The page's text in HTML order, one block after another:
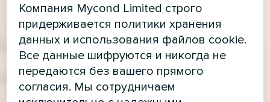
Компания Mycond Limited строго
придерживается политики хранения
данных и использования файлов cookie.
Все данные шифруются и никогда не
передаются без вашего прямого
согласия. Мы сотрудничаем